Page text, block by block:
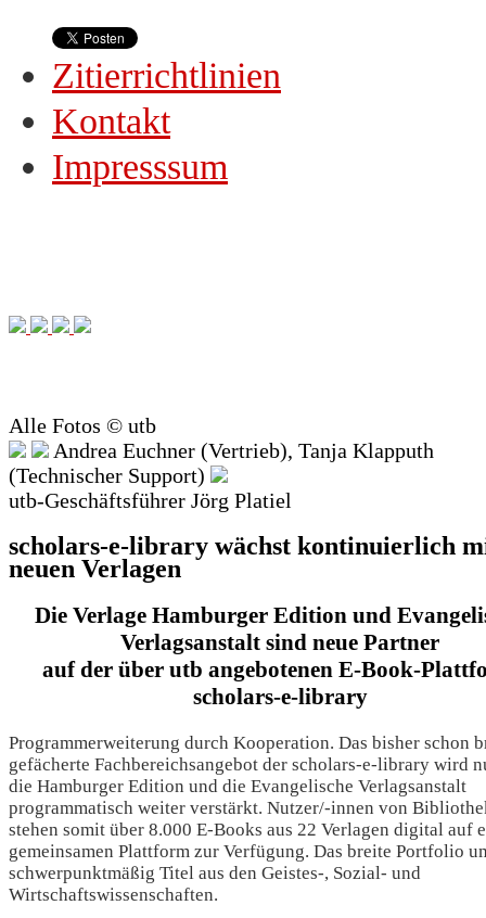
Zitierrichtlinien
Kontakt
Impresssum
Alle Fotos © utb
Andrea Euchner (Vertrieb), Tanja Klapputh
(Technischer Support)
utb-Geschäftsführer Jörg Platiel
scholars-e-library wächst kontinuierlich
neuen Verlagen
Die Verlage Hamburger Edition und
Verlagsanstalt sind neue Partner
auf der über utb angebotenen E-Book-
scholars-e-library
Programmerweiterung durch Kooperation. Das bisher schon
gefächerte Fachbereichsangebot der scholars-e-library wird
die Hamburger Edition und die Evangelische Verlagsanstalt
programmatisch weiter verstärkt. Nutzer/-innen von
stehen somit über 8.000 E-Books aus 22 Verlagen digital auf
gemeinsamen Plattform zur Verfügung. Das breite Portfolio
schwerpunktmäßig Titel aus den Geistes-, Sozial- und
Wirtschaftswissenschaften.